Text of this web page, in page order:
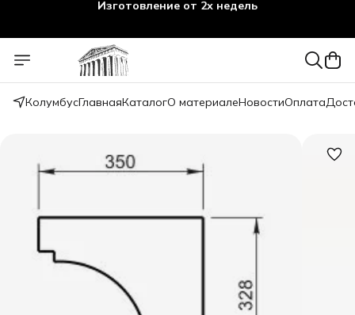
КолумбусГлавнаяКаталогО материалеНовостиОплата